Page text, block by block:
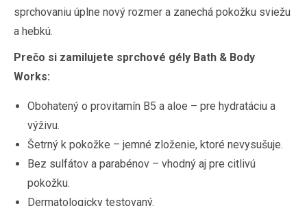
sprchovaniu úplne nový rozmer a zanechá pokožku sviežu
a hebkú.
Prečo si zamilujete sprchové gély Bath & Body
Works:
Obohatený o provitamín B5 a aloe – pre hydratáciu a
výživu.
Šetrný k pokožke – jemné zloženie, ktoré nevysušuje.
Bez sulfátov a parabénov – vhodný aj pre citlivú
pokožku.
Dermatologicky testovaný.